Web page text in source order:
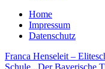
Home
Impressum
Datenschutz
Franca Henseleit –
Schule...Der Bayerische